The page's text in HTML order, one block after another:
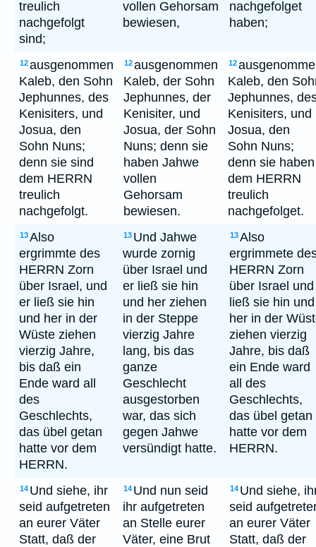
treulich
nachgefolgt
sind;
vollen Gehorsam
bewiesen,
nachgefolget
haben;
12ausgenommen
Kaleb, den Sohn
Jephunnes, des
Kenisiters, und
Josua, den
Sohn Nuns;
denn sie sind
dem HERRN
treulich
nachgefolgt.
12ausgenommen
Kaleb, der Sohn
Jephunnes, der
Kenisiter, und
Josua, der Sohn
Nuns; denn sie
haben Jahwe
vollen
Gehorsam
bewiesen.
12
Kaleb, den
Jephunnes,
Kenisiters, und
Josua, den
Sohn Nuns;
denn sie haben
dem HERRN
treulich
nachgefolget.
13Also
ergrimmte des
HERRN Zorn
über Israel, und
er ließ sie hin
und her in der
Wüste ziehen
vierzig Jahre,
bis daß ein
Ende ward all
des
Geschlechts,
das übel getan
hatte vor dem
HERRN.
13 Und Jahwe
wurde zornig
über Israel und
er ließ sie hin
und her ziehen
in der Steppe
vierzig Jahre
lang, bis das
ganze
Geschlecht
ausgestorben
war, das sich
gegen Jahwe
versündigt hatte.
13Also
ergrimmete
HERRN Zorn
über Israel und
ließ sie hin und
her in der
ziehen vierzig
Jahre, bis daß
ein Ende ward
all des
Geschlechts,
das übel getan
hatte vor dem
HERRN.
14 Und siehe, ihr
seid aufgetreten
an eurer Väter
Statt, daß der
14 Und nun seid
ihr aufgetreten
an Stelle eurer
Väter, eine Brut
14 Und siehe,
seid
an eurer Väter
Statt, daß der